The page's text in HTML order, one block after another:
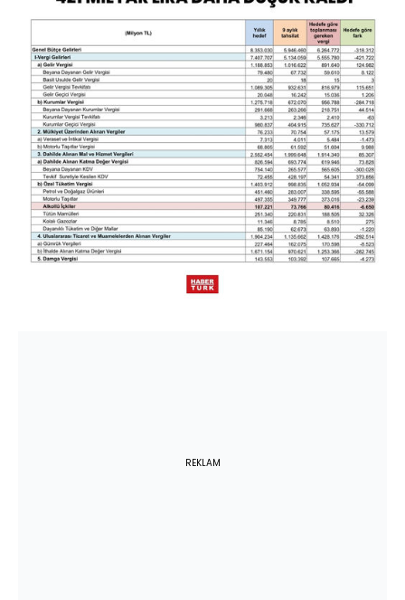
REKLAM